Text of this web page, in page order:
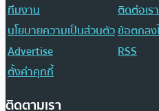
ทีมงาน
ติดต่อเรา
นโยบายความเป็นส่วนตัวข้อตกลง
Advertise
RSS
ตั้งค่าคุกกี้
ติดตามเรา